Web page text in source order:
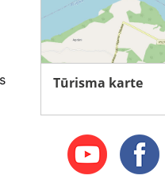
Tūrisma karte